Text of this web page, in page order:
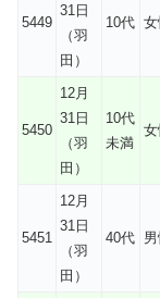
5449
31日
（羽
田）
10代 女
5450
12月
31日
（羽
田）
10代
未満
女
5451
12月
31日
（羽
田）
40代